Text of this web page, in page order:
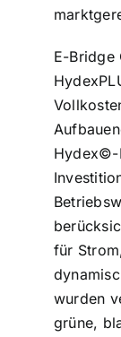
E-Bridge
Hydex©-
für
wurden
grüne,